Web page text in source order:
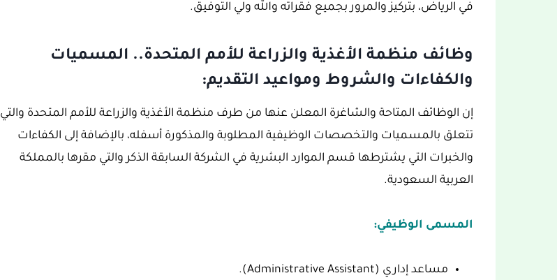
في الرياض، بتركيز والمرور بجميع فقراته والله ولي التوفيق.
وظائف منظمة الأغذية والزراعة للأمم المتحدة.. المسميات
والكفاءات والشروط ومواعيد التقديم:
إن الوظائف المتاحة والشاغرة المعلن عنها من طرف منظمة الأغذية والزراعة للأمم المتحدة والتي
تتعلق بالمسميات والتخصصات الوظيفية المطلوبة والمذكورة أسفله، بالإضافة إلى الكفاءات
والخبرات التي يشترطها قسم الموارد البشرية في الشركة السابقة الذكر والتي مقرها بالمملكة
العربية السعودية.
المسمى الوظيفي:
مساعد إداري (Administrative Assistant).